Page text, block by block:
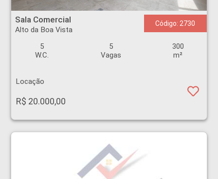
Sala Comercial - Alto da Boa Vista - Ribeirão Preto
Sala Comercial
Alto da Boa Vista
Código: 2730
5
W.C.
5
Vagas
300
m²
Locação
R$ 20.000,00